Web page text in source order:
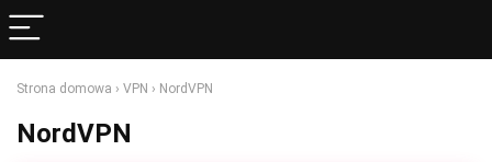
Strona domowa › VPN › NordVPN
NordVPN